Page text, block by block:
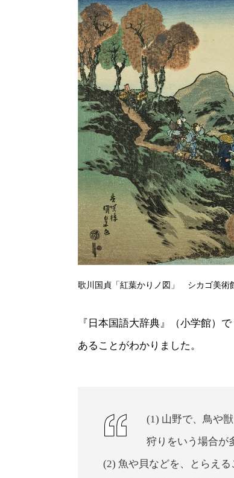
歌川国貞「紅葉かりノ図」 シカゴ美術
『日本国語大辞典』（小学館）
あることがわかりました。
(1) 山野で、鳥や
狩りをいう場合が
(2) 魚や貝などを、とらえる